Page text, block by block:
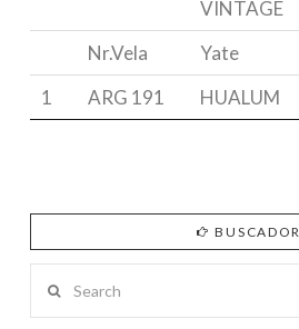
VINTAGE
Nr.Vela
Yate
1
ARG 191 HUALUM
BUSCADOR